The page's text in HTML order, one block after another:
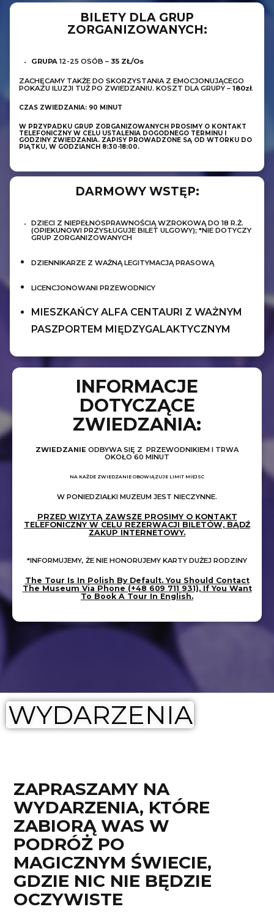
BILETY DLA GRUP
ZORGANIZOWANYCH:
GRUPA 12-25 OSÓB –35 ZŁ/os
ZACHĘCAMY TAKŻE DO SKORZYSTANIA Z EMOCJONUJĄCEGO
POKAZU ILUZJI TUŻ PO ZWIEDZANIU. KOSZT DLA GRUPY –180zł.
CZAS ZWIEDZANIA: 90 MINUT
W PRZYPADKU GRUP ZORGANIZOWANYCH PROSIMY O KONTAKT
TELEFONICZNY W CELU USTALENIA DOGODNEGO TERMINU I
GODZINY ZWIEDZANIA. ZAPISY PROWADZONE SĄ OD WTORKU DO
PIĄTKU, W GODZIANCH 8:30-18:00.
DARMOWY WSTĘP:
DZIECI Z NIEPEŁNOSPRAWNOŚCIĄ WZROKOWĄ DO 18 R.Ż.
(OPIEKUNOWI PRZYSŁUGUJE BILET ULGOWY); *NIE DOTYCZY
GRUP ZORGANIZOWANYCH
DZIENNIKARZE Z WAŻNĄ LEGITYMACJĄ PRASOWĄ
LICENCJONOWANI PRZEWODNICY
MIESZKAŃCY ALFA CENTAURI Z WAŻNYM
PASZPORTEM MIĘDZYGALAKTYCZNYM
INFORMACJE
DOTYCZĄCE
ZWIEDZANIA:
ZWIEDZANIE ODBYWA SIĘ Z PRZEWODNIKIEM I TRWA
OKOŁO 60 MINUT
NA KAŻDE ZWIEDZANIE OBOWIĄZUJE LIMIT MIEJSC
W PONIEDZIAŁKI MUZEUM JEST NIECZYNNE.
PRZED WIZYTĄ ZAWSZE PROSIMY O KONTAKT
TELEFONICZNY W CELU REZERWACJI BILETÓW, BĄDŹ
ZAKUP INTERNETOWY.
*INFORMUJEMY, ŻE NIE HONORUJEMY KARTY DUŻEJ RODZINY
The Tour Is In Polish By Default. You Should Contact
The Museum Via Phone (+48 609 711 931), If You Want
To Book A Tour In English.
WYDARZENIA
ZAPRASZAMY NA
WYDARZENIA, KTÓRE
ZABIORĄ WAS W
PODRÓŻ PO
MAGICZNYM ŚWIECIE,
GDZIE NIC NIE BĘDZIE
OCZYWISTE